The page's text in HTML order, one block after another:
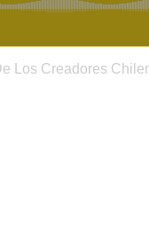
Los Creadores